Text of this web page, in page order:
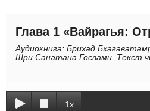
Глава 1 «Вайрагья:
Аудиокнига: Брихад
Шри Санатана Госвами. Текст
1x